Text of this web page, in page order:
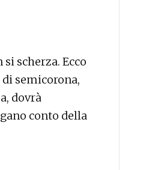
scherza. Ecco
semicorona,
dovrà
conto della